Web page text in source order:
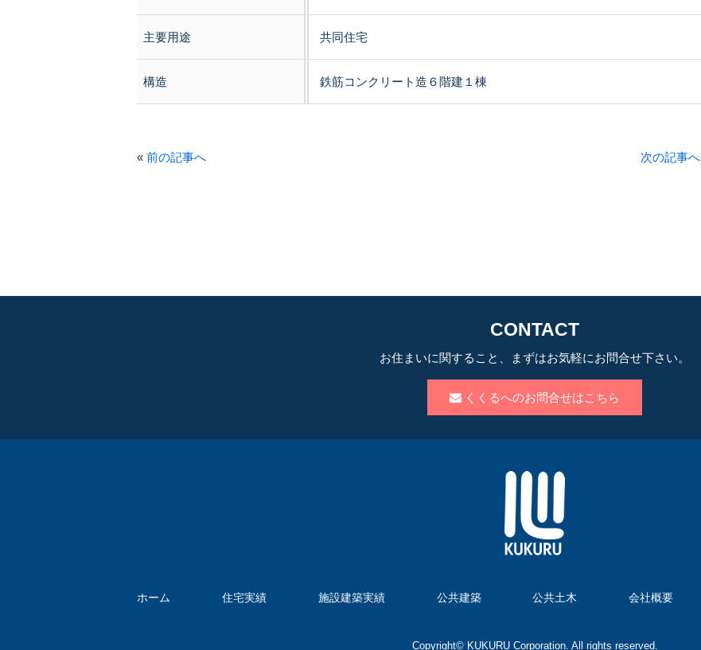
主要用途 共同住宅
構造 鉄筋コンクリート造６階建１棟
« 前の記事へ 次の記事へ
CONTACT
お住まいに関すること、まずはお気軽にお問合せ下さい。
くくるへのお問合せはこちら
ホーム 住宅実績 施設建築実績 公共建築 公共土木 会社概要
Copyright© KUKURU Corporation. All rights reserved.